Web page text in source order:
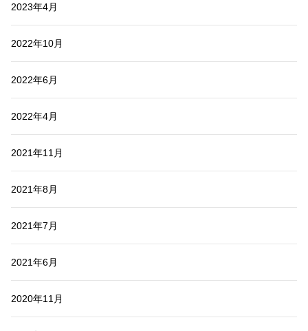
2023年4月
2022年10月
2022年6月
2022年4月
2021年11月
2021年8月
2021年7月
2021年6月
2020年11月